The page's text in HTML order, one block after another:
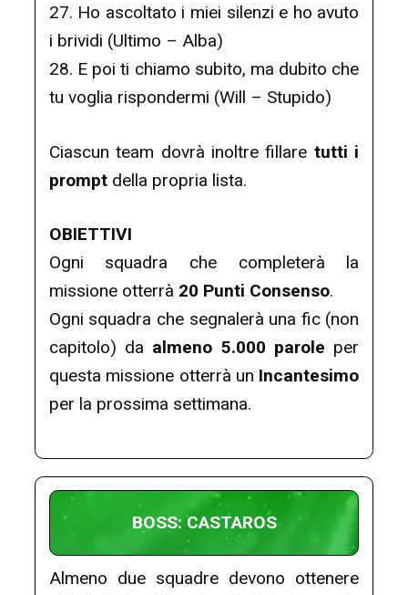
27. Ho ascoltato i miei silenzi e ho avuto
i brividi (Ultimo – Alba)
28. E poi ti chiamo subito, ma dubito che
tu voglia rispondermi (Will – Stupido)
Ciascun team dovrà inoltre fillare tutti i
prompt della propria lista.
OBIETTIVI
Ogni squadra che completerà la
missione otterrà 20 Punti Consenso.
Ogni squadra che segnalerà una fic (non
capitolo) da almeno 5.000 parole per
questa missione otterrà un Incantesimo
per la prossima settimana.
BOSS: CASTAROS
Almeno due squadre devono ottenere